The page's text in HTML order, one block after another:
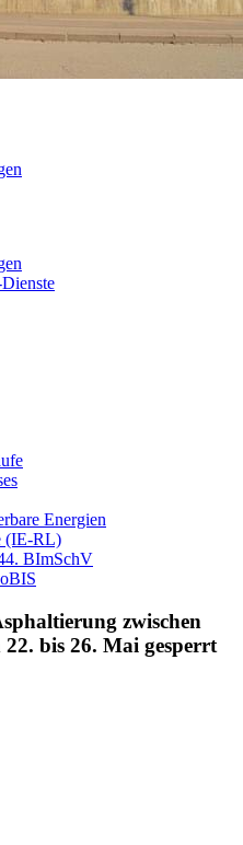
Energien
(IE-RL)
BImSchV
zwischen
bis 26. Mai gesperrt